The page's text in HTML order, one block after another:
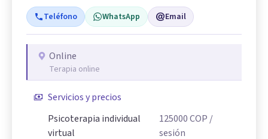
Teléfono WhatsApp Email
Online
Terapia online
Servicios y precios
Psicoterapia individual
virtual
125000COP /
sesión